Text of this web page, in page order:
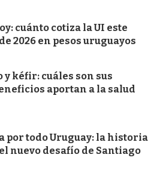
cuánto cotiza la UI este
2026 en pesos uruguayos
kéfir: cuáles son sus
aportan a la salud
por todo Uruguay: la historia
nuevo desafío de Santiago